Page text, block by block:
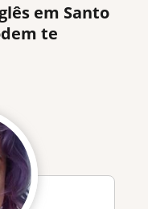
em Santo
te